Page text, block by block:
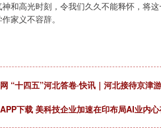
高光时刻，令我们久久不能释怀，将
家义不容辞。
“十四五”河北答卷·快讯｜河北接待京津
下载 美科技企业加速在印布局AI业内